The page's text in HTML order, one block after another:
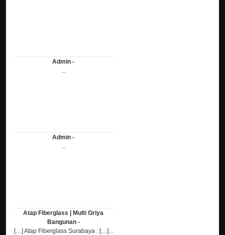
Admin -
...
Admin -
...
Atap Fiberglass | Multi Griya
Bangunan -
[…] Atap Fiberglass Surabaya : […]...